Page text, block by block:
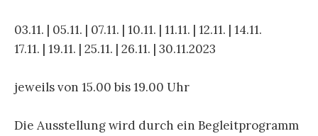
03.11. | 05.11. | 07.11. | 10.11. | 11.11. | 12.11. | 14.11.
17.11. | 19.11. | 25.11. | 26.11. | 30.11.2023
jeweils von 15.00 bis 19.00 Uhr
Die Ausstellung wird durch ein Begleitprogramm